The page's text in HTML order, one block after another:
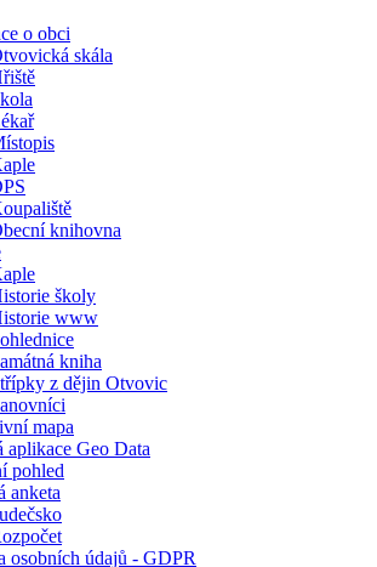
o obci
skála
knihovna
školy
www
kniha
z dějin Otvovic
mapa
aplikace Geo Data
pohled
anketa
osobních údajů - GDPR